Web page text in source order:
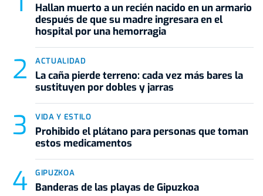
Hallan muerto a un recién nacido en un armario
después de que su madre ingresara en el
hospital por una hemorragia
ACTUALIDAD
La caña pierde terreno: cada vez más bares la
sustituyen por dobles y jarras
VIDA Y ESTILO
Prohibido el plátano para personas que toman
estos medicamentos
GIPUZKOA
Banderas de las playas de Gipuzkoa